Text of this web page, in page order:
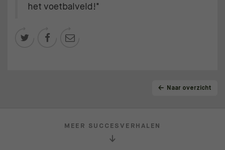
het voetbalveld!"
  
Naar overzicht
MEER SUCCESVERHALEN